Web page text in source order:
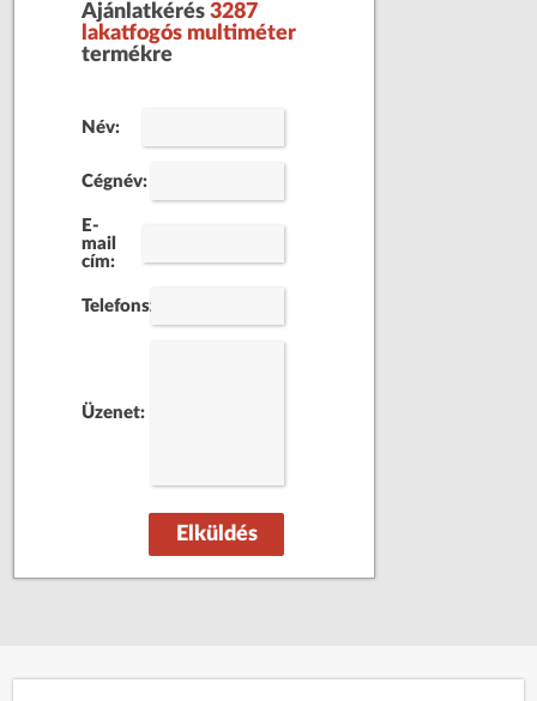
Ajánlatkérés3287
lakatfogós multiméter
termékre
Név:
Cégnév:
E-
mail
cím:
Telefonszám:
Üzenet:
Elküldés